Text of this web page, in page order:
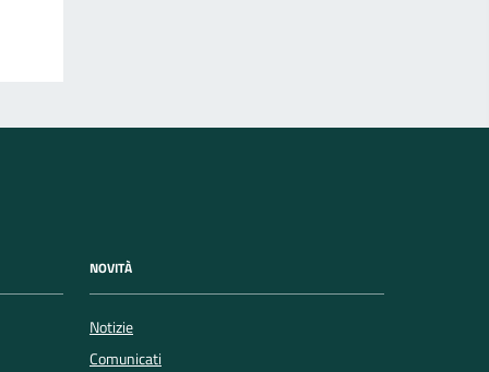
NOVITÀ
Notizie
Comunicati